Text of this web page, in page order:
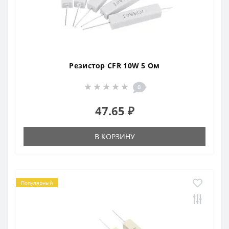
Резистор CFR 10W 5 Ом
0
47.65 ₽
В КОРЗИНУ
Популярный